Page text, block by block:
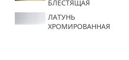
БЛЕСТЯЩАЯ
ЛАТУНЬ
ХРОМИРОВАННАЯ